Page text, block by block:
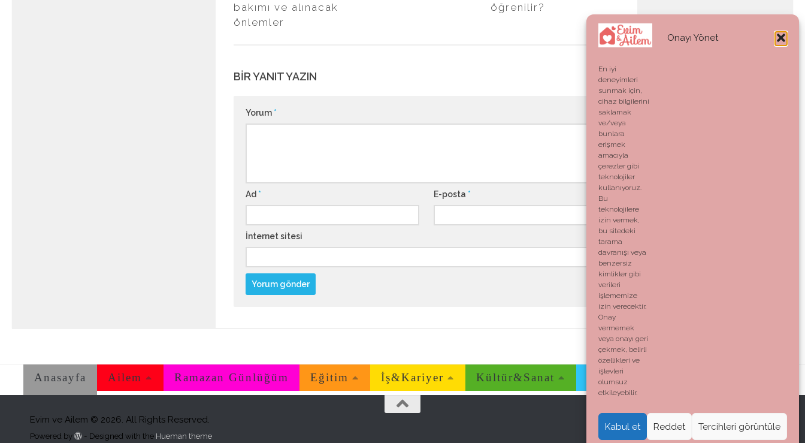
Onayı Yönet
En iyi
deneyimleri
sunmak için,
cihaz bilgilerini
saklamak
ve/veya
bunlara
erişmek
amacıyla
çerezler gibi
teknolojiler
kullanıyoruz.
Bu
teknolojilere
izin vermek,
bu sitedeki
tarama
davranışı veya
benzersiz
kimlikler gibi
verileri
işlememize
izin verecektir.
Onay
vermemek
veya onayı geri
çekmek, belirli
özellikleri ve
işlevleri
olumsuz
etkileyebilir.
Kabul et Reddet Tercihleri görüntüle
bakımı ve alınacak
önlemler
öğrenilir?
BIR YANIT YAZIN
Yorum *
Ad * E-posta *
İnternet sitesi
Anasayfa Ailem Ramazan Günlüğüm Eğitim İş&Kariyer Kültür&Sanat Evim
Evim ve Ailem © 2026. All Rights Reserved.
Powered by - Designed with the Hueman theme